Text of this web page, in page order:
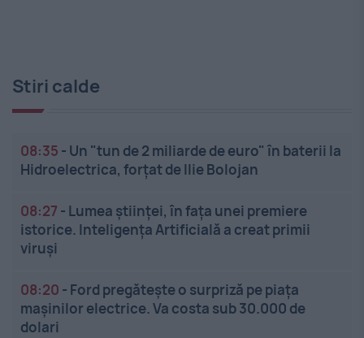
Stiri calde
08:35 - Un "tun de 2 miliarde de euro" în baterii la
Hidroelectrica, forțat de Ilie Bolojan
08:27 - Lumea științei, în fața unei premiere
istorice. Inteligența Artificială a creat primii
viruși
08:20 - Ford pregătește o surpriză pe piața
mașinilor electrice. Va costa sub 30.000 de
dolari